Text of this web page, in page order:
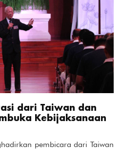
dari Taiwan dan
Kebijaksanaan
pembicara dari Taiwan